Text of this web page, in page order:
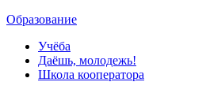
Образование
Учёба
Даёшь, молодежь!
Школа кооператора